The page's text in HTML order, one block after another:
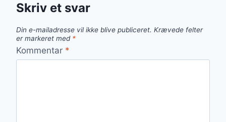
Skriv et svar
Din e-mailadresse vil ikke blive publiceret. Krævede felter
er markeret med *
Kommentar *